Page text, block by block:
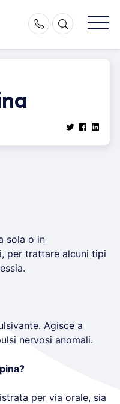
sola o in
per trattare alcuni tipi
Agisce a
nervosi anomali.
per via orale, sia